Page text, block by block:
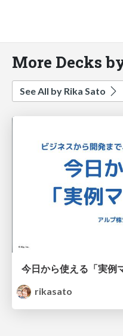
More Decks
See All by Rika Sato
rikasato